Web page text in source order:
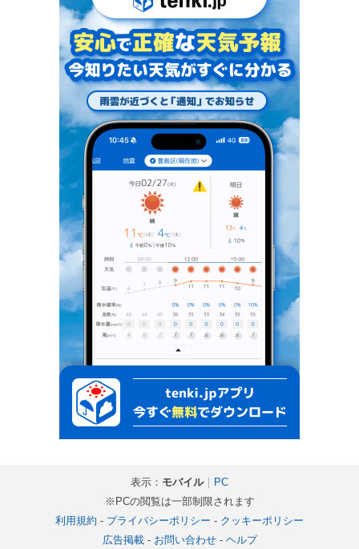
表示： モバイル｜ PC
※PCの閲覧は一部制限されます
利用規約 - プライバシーポリシー - クッキーポリシー
広告掲載- お問い合わせ- ヘルプ